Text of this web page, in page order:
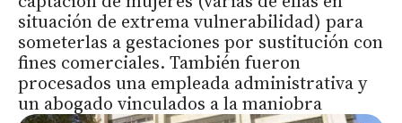
situación de extrema vulnerabilidad) para
someterlas a gestaciones por sustitución con
fines comerciales. También fueron
procesados una empleada administrativa y
un abogado vinculados a la maniobra